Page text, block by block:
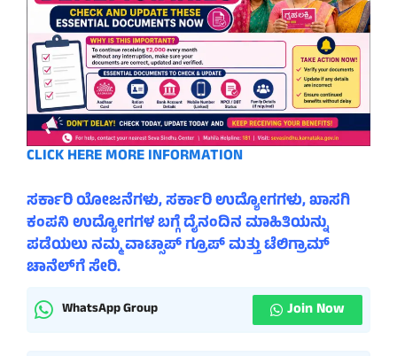
CLICK HERE MORE INFORMATION
ಸರ್ಕಾರಿ ಯೋಜನೆಗಳು, ಸರ್ಕಾರಿ ಉದ್ಯೋಗಗಳು, ಖಾಸಗಿ
ಕಂಪನಿ ಉದ್ಯೋಗಗಳ ಬಗ್ಗೆ ದೈನಂದಿನ ಮಾಹಿತಿಯನ್ನು
ಪಡೆಯಲು ನಮ್ಮ ವಾಟ್ಸಾಪ್ ಗ್ರೂಪ್ ಮತ್ತು ಟೆಲಿಗ್ರಾಮ್
ಚಾನೆಲ್‌ಗೆ ಸೇರಿ.
WhatsApp Group Join Now